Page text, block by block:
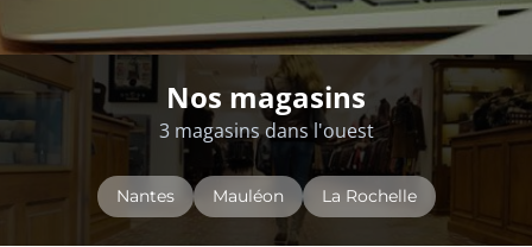
Nos magasins
3 magasins dans l'ouest
Nantes Mauléon La Rochelle